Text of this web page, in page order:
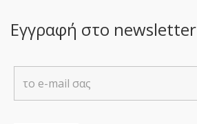
Εγγραφή στο newsletter